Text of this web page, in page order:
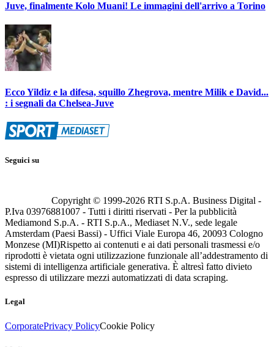
Juve, finalmente Kolo Muani! Le immagini dell'arrivo a Torino
Ecco Yildiz e la difesa, squillo Zhegrova, mentre Milik e David...
: i segnali da Chelsea-Juve
Seguici su
Copyright © 1999-2026 RTI S.p.A. Business Digital -
P.Iva 03976881007 - Tutti i diritti riservati - Per la pubblicità
Mediamond S.p.A. - RTI S.p.A., Mediaset N.V., sede legale
Amsterdam (Paesi Bassi) - Uffici Viale Europa 46, 20093 Cologno
Monzese (MI)Rispetto ai contenuti e ai dati personali trasmessi e/o
riprodotti è vietata ogni utilizzazione funzionale all’addestramento di
sistemi di intelligenza artificiale generativa. È altresì fatto divieto
espresso di utilizzare mezzi automatizzati di data scraping.
Legal
CorporatePrivacy PolicyCookie Policy